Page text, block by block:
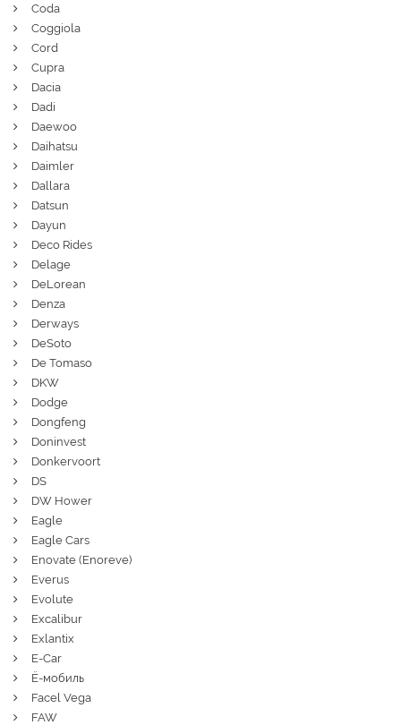
Coda
Coggiola
Cord
Cupra
Dacia
Dadi
Daewoo
Daihatsu
Daimler
Dallara
Datsun
Dayun
Deco Rides
Delage
DeLorean
Denza
Derways
DeSoto
De Tomaso
DKW
Dodge
Dongfeng
Doninvest
Donkervoort
DS
DW Hower
Eagle
Eagle Cars
Enovate (Enoreve)
Everus
Evolute
Excalibur
Exlantix
E-Car
Ё-мобиль
Facel Vega
FAW